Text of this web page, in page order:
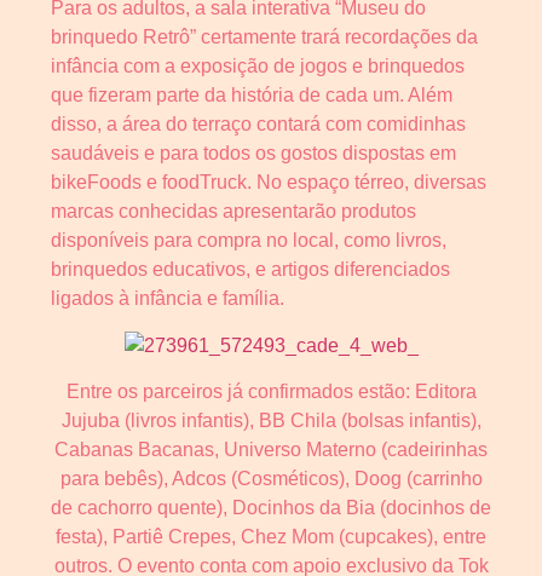
Para os adultos, a sala interativa “Museu do
brinquedo Retrô” certamente trará recordações da
infância com a exposição de jogos e brinquedos
que fizeram parte da história de cada um. Além
disso, a área do terraço contará com comidinhas
saudáveis e para todos os gostos dispostas em
bikeFoods e foodTruck. No espaço térreo, diversas
marcas conhecidas apresentarão produtos
disponíveis para compra no local, como livros,
brinquedos educativos, e artigos diferenciados
ligados à infância e família.
Entre os parceiros já confirmados estão: Editora
Jujuba (livros infantis), BB Chila (bolsas infantis),
Cabanas Bacanas, Universo Materno (cadeirinhas
para bebês), Adcos (Cosméticos), Doog (carrinho
de cachorro quente), Docinhos da Bia (docinhos de
festa), Partiê Crepes, Chez Mom (cupcakes), entre
outros. O evento conta com apoio exclusivo da Tok